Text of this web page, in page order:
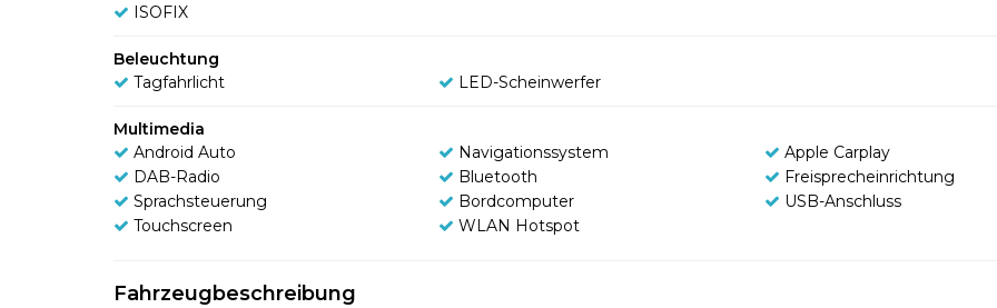
ISOFIX
Beleuchtung
Tagfahrlicht
LED-Scheinwerfer
Multimedia
Android Auto
Navigationssystem
Apple Carplay
DAB-Radio
Bluetooth
Freisprecheinrichtung
Sprachsteuerung
Bordcomputer
USB-Anschluss
Touchscreen
WLAN Hotspot
Fahrzeugbeschreibung